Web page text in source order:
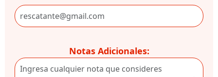
Notas Adicionales: